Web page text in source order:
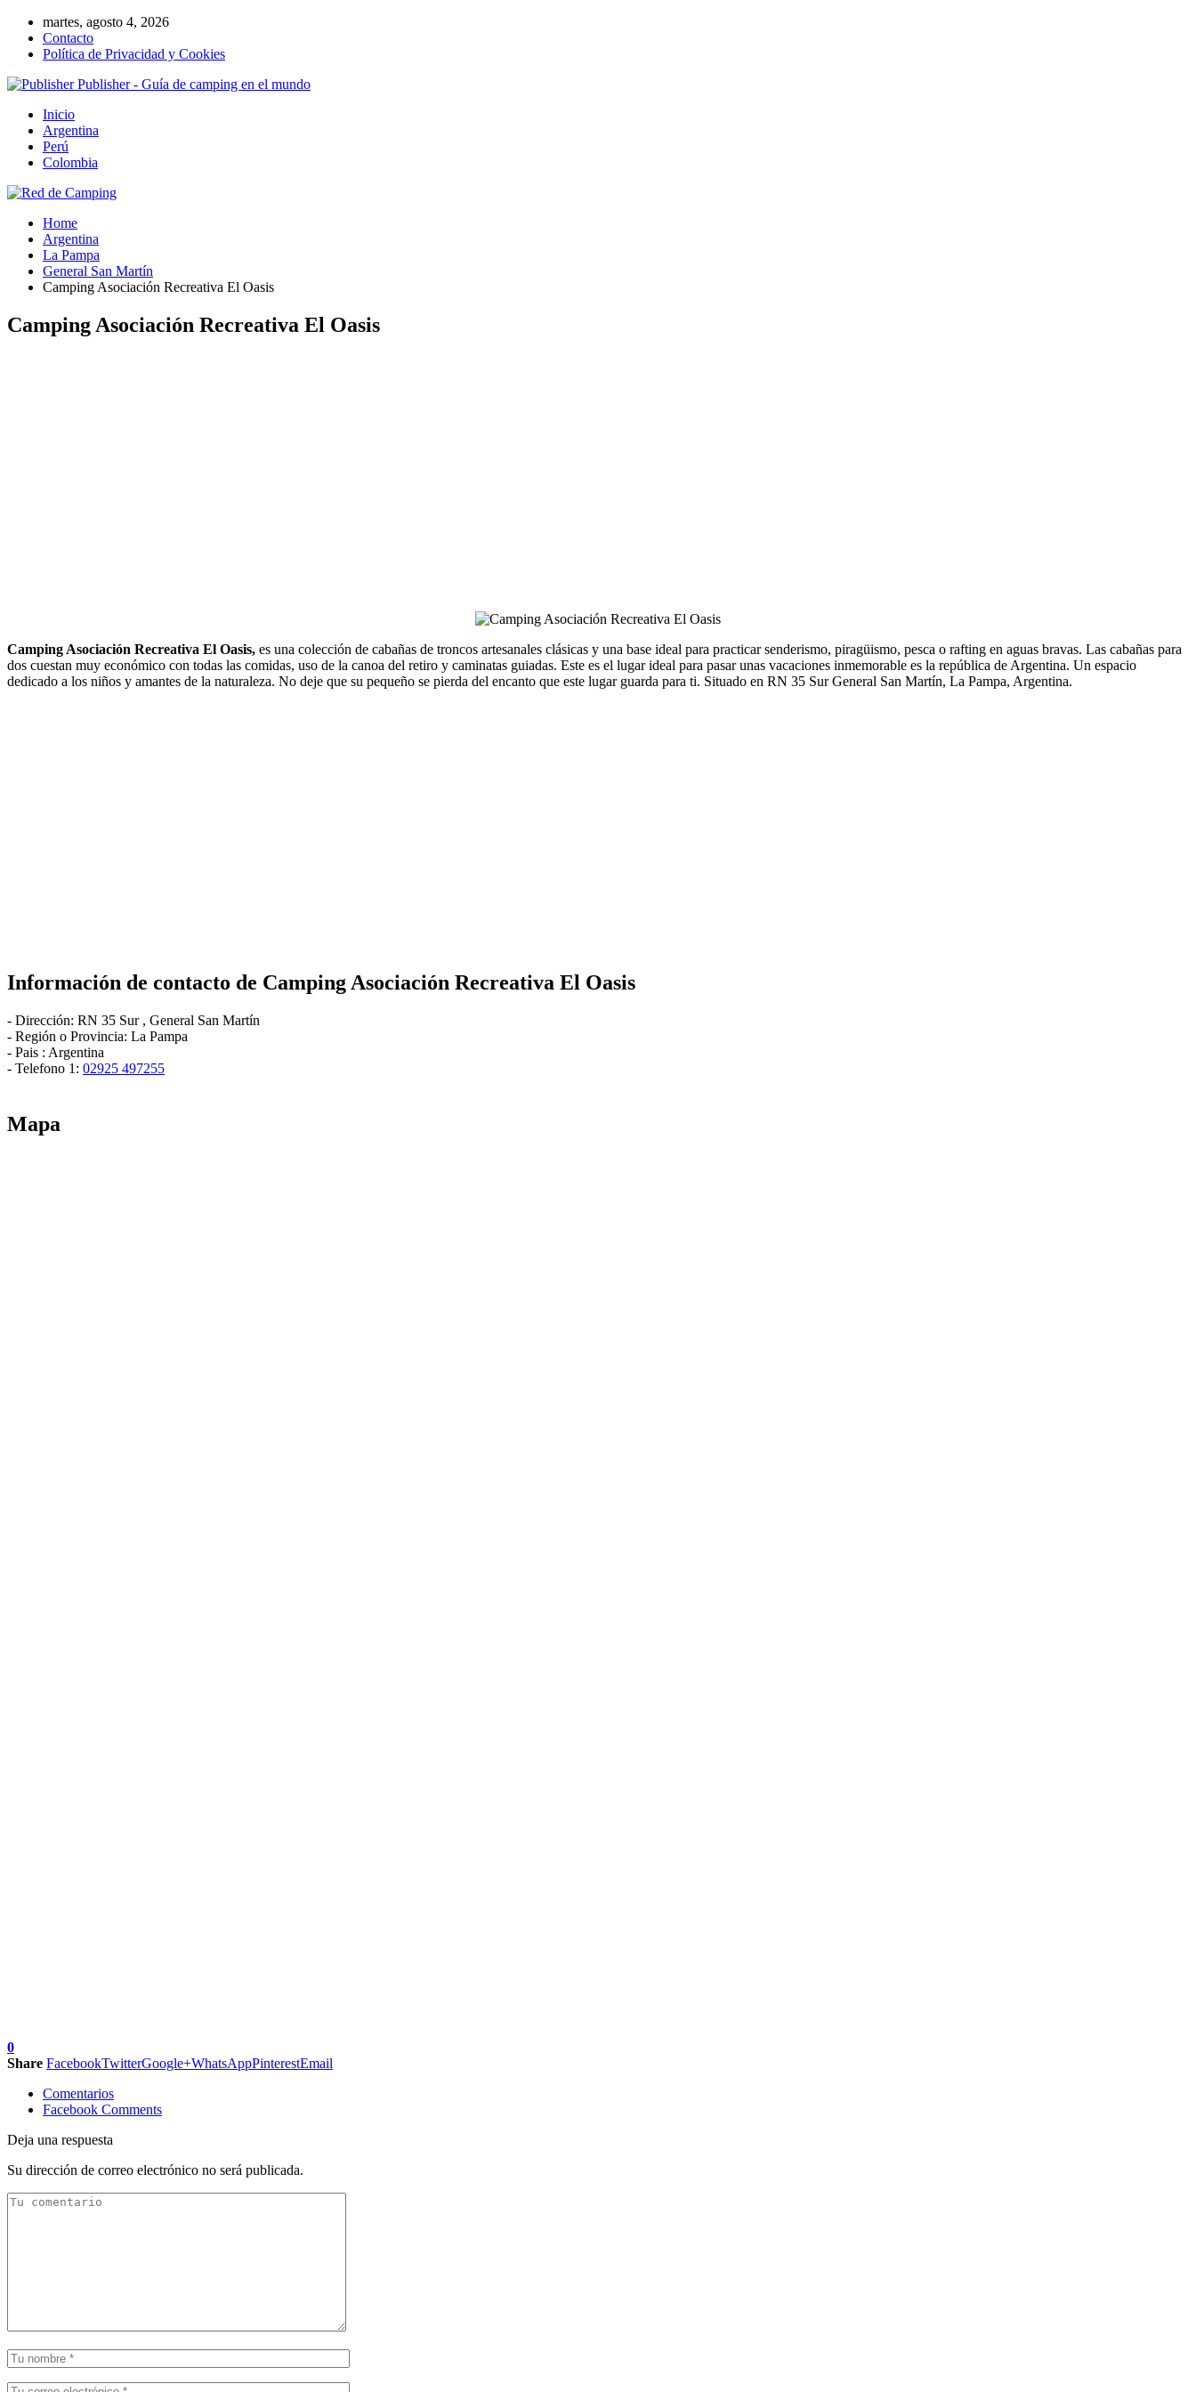
martes, agosto 4, 2026
Contacto
Política de Privacidad y Cookies
Publisher - Guía de camping en el mundo
Inicio
Argentina
Perú
Colombia
Home
Argentina
La Pampa
General San Martín
Camping Asociación Recreativa El Oasis
Camping Asociación Recreativa El Oasis
Camping Asociación Recreativa El Oasis, es una colección de cabañas de troncos artesanales clásicas y una base ideal para practicar senderismo, piragüismo, pesca o rafting en aguas bravas. Las cabañas para
dos cuestan muy económico con todas las comidas, uso de la canoa del retiro y caminatas guiadas. Este es el lugar ideal para pasar unas vacaciones inmemorable es la república de Argentina. Un espacio
dedicado a los niños y amantes de la naturaleza. No deje que su pequeño se pierda del encanto que este lugar guarda para ti. Situado en RN 35 Sur General San Martín, La Pampa, Argentina.
Información de contacto de Camping Asociación Recreativa El Oasis
- Dirección: RN 35 Sur , General San Martín
- Región o Provincia: La Pampa
- Pais : Argentina
- Telefono 1: 02925 497255
Mapa
0
Share FacebookTwitterGoogle+WhatsAppPinterestEmail
Comentarios
Facebook Comments
Deja una respuesta
Su dirección de correo electrónico no será publicada.